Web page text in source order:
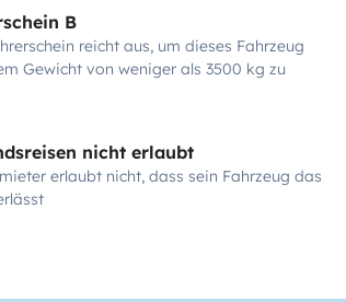
B
reicht aus, um dieses Fahrzeug
Gewicht von weniger als 3500 kg zu
nicht erlaubt
erlaubt nicht, dass sein Fahrzeug das